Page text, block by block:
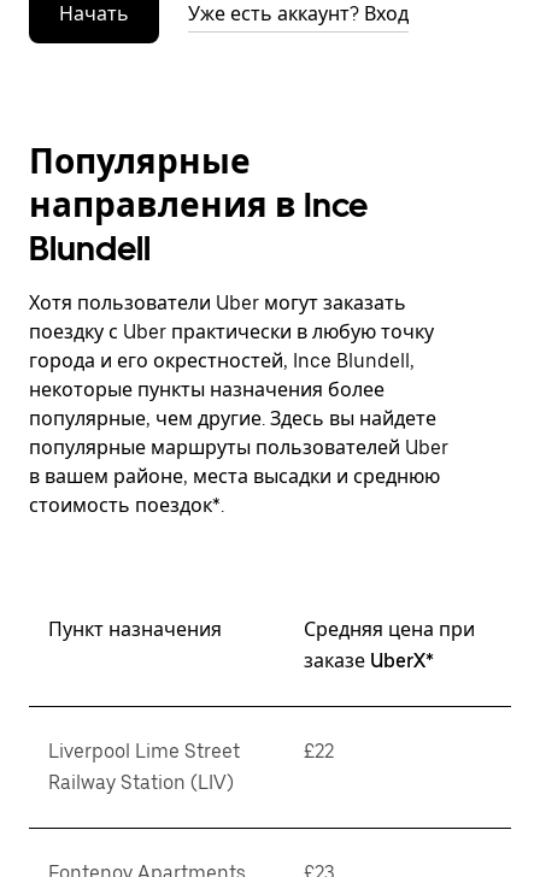
Начать Уже есть аккаунт? Вход
Популярные
направления в Ince
Blundell
Хотя пользователи Uber могут заказать
поездку с Uber практически в любую точку
города и его окрестностей, Ince Blundell,
некоторые пункты назначения более
популярные, чем другие. Здесь вы найдете
популярные маршруты пользователей Uber
в вашем районе, места высадки и среднюю
стоимость поездок*.
Пункт назначения
Средняя цена при
заказе UberX*
Liverpool Lime Street
Railway Station (LIV)
£22